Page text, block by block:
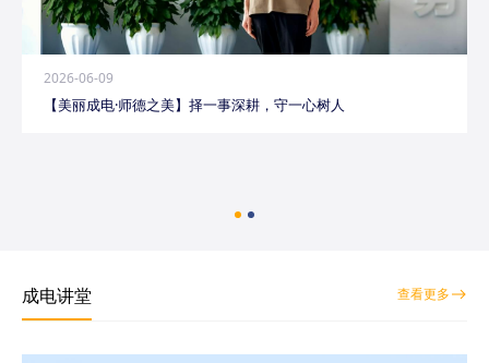
2026-06-09
【美丽成电·师德之美】择一事深耕，守一心树人
成电讲堂 查看更多